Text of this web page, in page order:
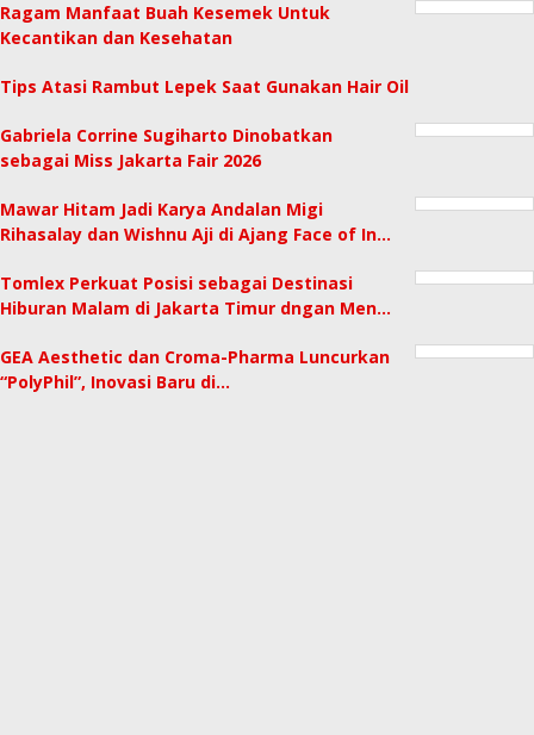
Ragam Manfaat Buah Kesemek Untuk
Kecantikan dan Kesehatan
Tips Atasi Rambut Lepek Saat Gunakan Hair Oil
Gabriela Corrine Sugiharto Dinobatkan
sebagai Miss Jakarta Fair 2026
Mawar Hitam Jadi Karya Andalan Migi
Rihasalay dan Wishnu Aji di Ajang Face of In…
Tomlex Perkuat Posisi sebagai Destinasi
Hiburan Malam di Jakarta Timur dngan Men…
GEA Aesthetic dan Croma-Pharma Luncurkan
“PolyPhil”, Inovasi Baru di…